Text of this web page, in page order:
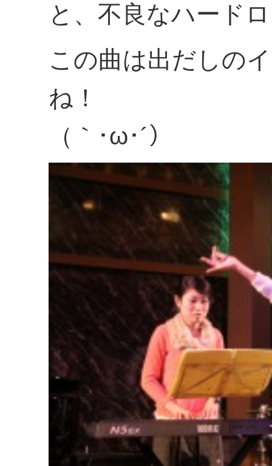
と、不良なハード
この曲は出だしの
ね！
（｀･ω･´）